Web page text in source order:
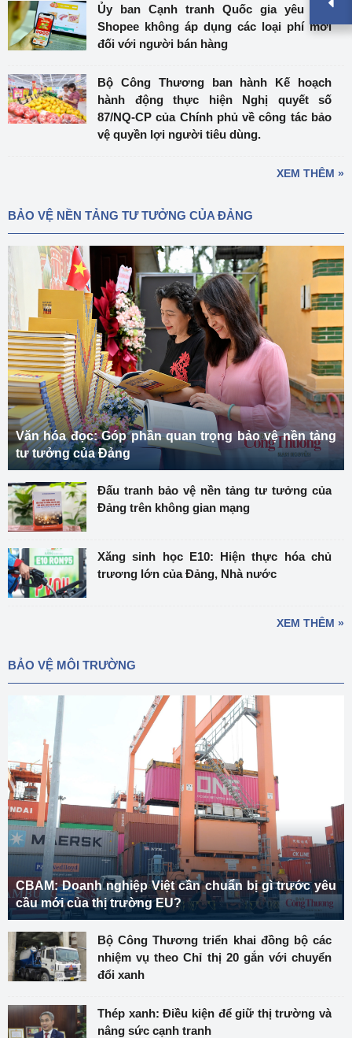
Ủy ban Cạnh tranh Quốc gia yêu cầu
Shopee không áp dụng các loại phí mới
đối với người bán hàng
Bộ Công Thương ban hành Kế hoạch
hành động thực hiện Nghị quyết số
87/NQ-CP của Chính phủ về công tác bảo
vệ quyền lợi người tiêu dùng.
XEM THÊM »
BẢO VỆ NỀN TẢNG TƯ TƯỞNG CỦA ĐẢNG
Văn hóa đọc: Góp phần quan trọng bảo vệ nền tảng
tư tưởng của Đảng
Đấu tranh bảo vệ nền tảng tư tưởng của
Đảng trên không gian mạng
Xăng sinh học E10: Hiện thực hóa chủ
trương lớn của Đảng, Nhà nước
XEM THÊM »
BẢO VỆ MÔI TRƯỜNG
CBAM: Doanh nghiệp Việt cần chuẩn bị gì trước yêu
cầu mới của thị trường EU?
Bộ Công Thương triển khai đồng bộ các
nhiệm vụ theo Chỉ thị 20 gắn với chuyển
đổi xanh
Thép xanh: Điều kiện để giữ thị trường và
nâng sức cạnh tranh